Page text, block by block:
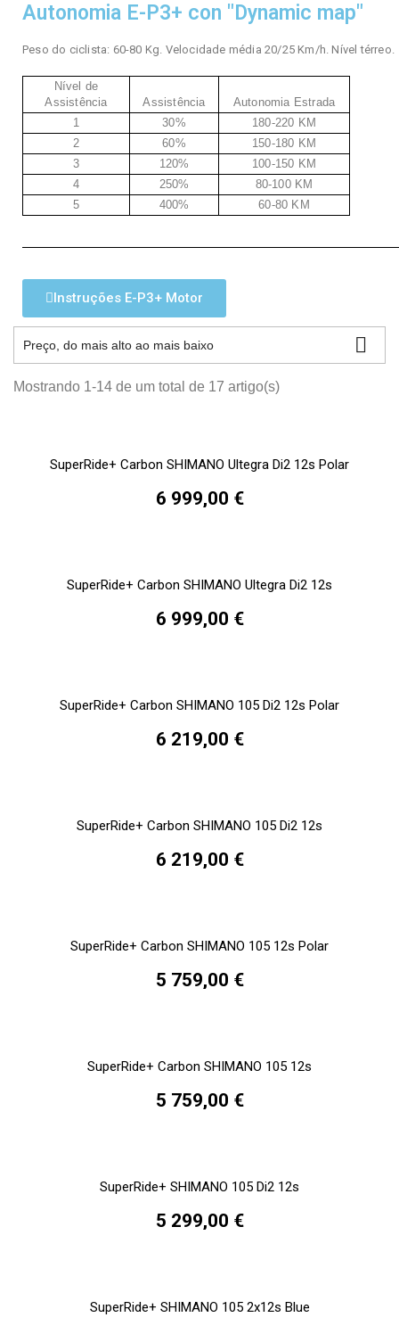
Autonomia E-P3+ con "Dynamic map"
Peso do ciclista: 60-80 Kg. Velocidade média 20/25 Km/h. Nível térreo.
Nível de
Assistência
Assistência
Autonomia Estrada
1
30%
180-220 KM
2
60%
150-180 KM
3
120%
100-150 KM
4
250%
80-100 KM
5
400% 60-80 KM
Instruções E-P3+ Motor
Preço, do mais alto ao mais baixo 
Mostrando 1-14 de um total de 17 artigo(s)
SuperRide+ Carbon SHIMANO Ultegra Di2 12s Polar
6 999,00 €
SuperRide+ Carbon SHIMANO Ultegra Di2 12s
6 999,00 €
SuperRide+ Carbon SHIMANO 105 Di2 12s Polar
6 219,00 €
SuperRide+ Carbon SHIMANO 105 Di2 12s
6 219,00 €
SuperRide+ Carbon SHIMANO 105 12s Polar
5 759,00 €
SuperRide+ Carbon SHIMANO 105 12s
5 759,00 €
SuperRide+ SHIMANO 105 Di2 12s
5 299,00 €
SuperRide+ SHIMANO 105 2x12s Blue